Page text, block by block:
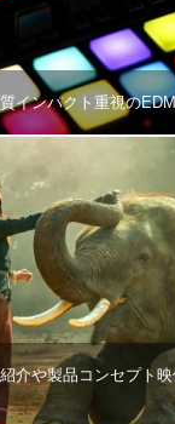
インパクト重視の
介や製品コンセプト